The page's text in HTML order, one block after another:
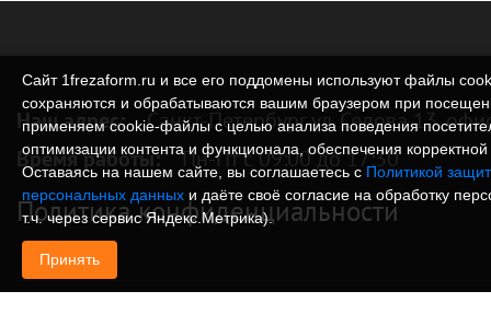
Наш адрес: Санкт-Петербург ул. Седова 13,
Время работы: Пн-Пт с 09:00 до 17:30
Политика конфиденциальности
Сайт 1frezaform.ru и все его поддомены используют файлы
сохраняются и обрабатываются вашим браузером при
применяем cookie‑файлы с целью анализа поведения
оптимизации контента и функционала, обеспечения
Оставаясь на нашем сайте, вы соглашаетесь с Политикой
персональных данных и даёте своё согласие на обработку
т.ч. через сервис Яндекс.Метрика).
Принять